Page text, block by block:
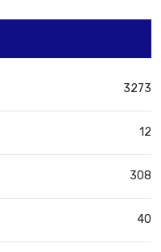
3273
12
308
40